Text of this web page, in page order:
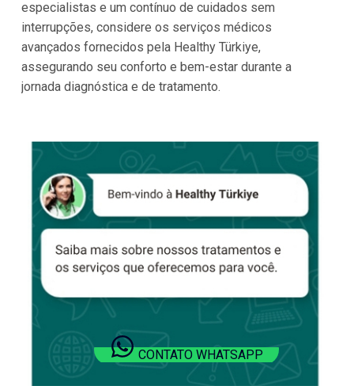
especialistas e um contínuo de cuidados sem
interrupções, considere os serviços médicos
avançados fornecidos pela Healthy Türkiye,
assegurando seu conforto e bem-estar durante a
jornada diagnóstica e de tratamento.
CONTATO WHATSAPP